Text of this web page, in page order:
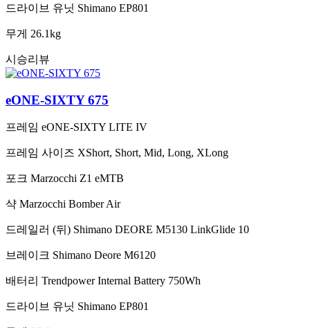
드라이브 유닛 Shimano EP801
무게 26.1kg
시승리뷰
eONE-SIXTY 675
프레임 eONE-SIXTY LITE IV
프레임 사이즈 XShort, Short, Mid, Long, XLong
포크 Marzocchi Z1 eMTB
샥 Marzocchi Bomber Air
드레일러 (뒤) Shimano DEORE M5130 LinkGlide 10
브레이크 Shimano Deore M6120
배터리 Trendpower Internal Battery 750Wh
드라이브 유닛 Shimano EP801